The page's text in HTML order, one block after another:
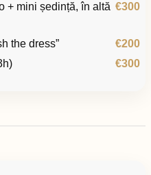
+ mini ședință, în altă €300
the dress”
€200
€300